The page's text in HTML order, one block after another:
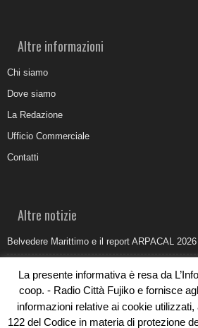
Altre informazioni
Chi siamo
Dove siamo
La Redazione
Ufficio Commerciale
Contatti
Altre notizie
Belvedere Marittimo e il report ARPACAL
Umidità di risalita in casa, come riconoscere i
Torna il Sun Donato Festival 2026
La presente informativa è resa da
coop. - Radio Città Fujiko e fornisce
informazioni relative ai cookie
122 del Codice in materia di protezione